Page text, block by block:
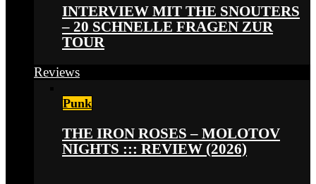
INTERVIEW MIT THE SNOUTERS
– 20 SCHNELLE FRAGEN ZUR
TOUR
Reviews
Punk
THE IRON ROSES – MOLOTOV
NIGHTS ::: REVIEW (2026)